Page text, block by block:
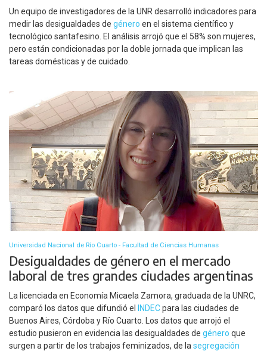
Un equipo de investigadores de la UNR desarrolló indicadores para
medir las desigualdades de género en el sistema científico y
tecnológico santafesino. El análisis arrojó que el 58% son mujeres,
pero están condicionadas por la doble jornada que implican las
tareas domésticas y de cuidado.
Universidad Nacional de Río Cuarto - Facultad de Ciencias Humanas
Desigualdades de género en el mercado
laboral de tres grandes ciudades argentinas
La licenciada en Economía Micaela Zamora, graduada de la UNRC,
comparó los datos que difundió el INDECpara las ciudades de
Buenos Aires, Córdoba y Río Cuarto. Los datos que arrojó el
estudio pusieron en evidencia las desigualdades de género que
surgen a partir de los trabajos feminizados, de la segregación